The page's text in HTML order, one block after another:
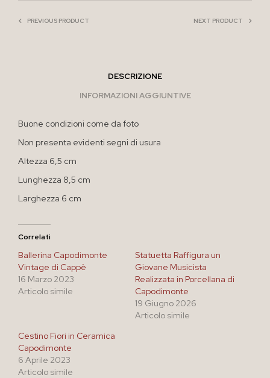
PREVIOUS PRODUCT NEXT PRODUCT
DESCRIZIONE
INFORMAZIONI AGGIUNTIVE
Buone condizioni come da foto
Non presenta evidenti segni di usura
Altezza 6,5 cm
Lunghezza 8,5 cm
Larghezza 6 cm
Correlati
Ballerina Capodimonte
Vintage di Cappè
16 Marzo 2023
Articolo simile
Statuetta Raffigura un
Giovane Musicista
Realizzata in Porcellana di
Capodimonte
19 Giugno 2026
Articolo simile
Cestino Fiori in Ceramica
Capodimonte
6 Aprile 2023
Articolo simile